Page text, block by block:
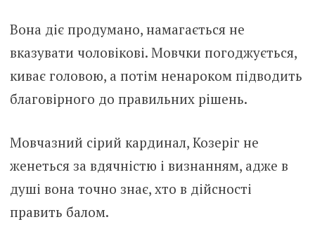
Вона діє продумано, намагається не
вказувати чоловікові. Мовчки погоджується,
киває головою, а потім ненароком підводить
благовірного до правильних рішень.
Мовчазний сірий кардинал, Козеріг не
женеться за вдячністю і визнанням, адже в
душі вона точно знає, хто в дійсності
править балом.